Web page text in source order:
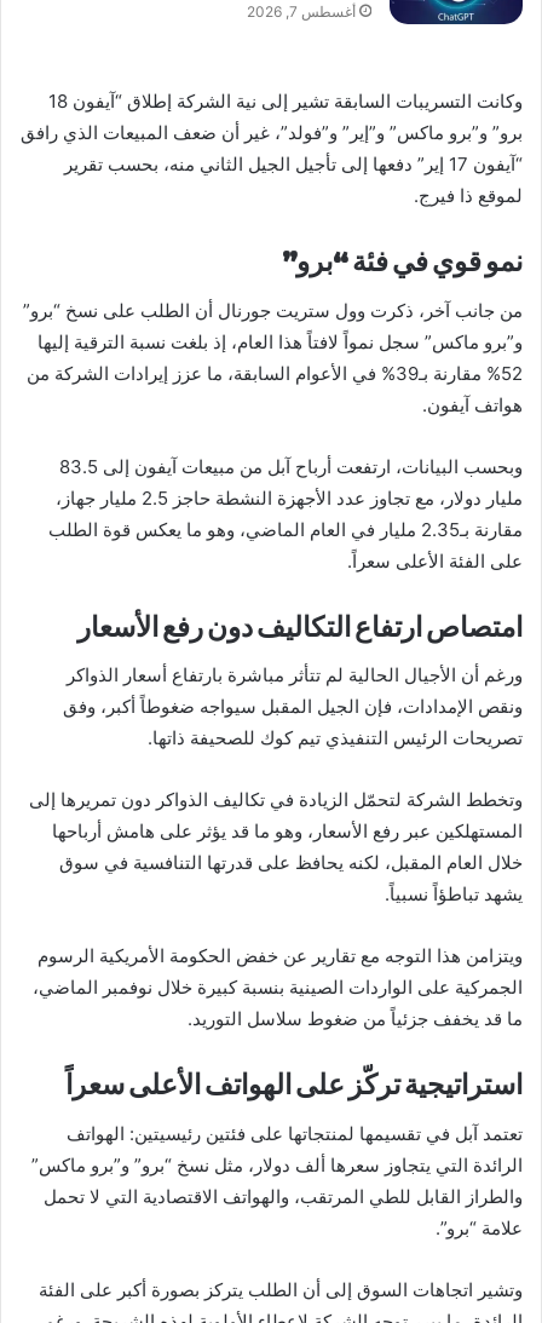
أغسطس 7, 2026
وكانت التسريبات السابقة تشير إلى نية الشركة إطلاق “آيفون 18
برو” و”برو ماكس” و”إير” و”فولد”، غير أن ضعف المبيعات الذي رافق
“آيفون 17 إير” دفعها إلى تأجيل الجيل الثاني منه، بحسب تقرير
لموقع ذا فيرج.
نمو قوي في فئة “برو”
من جانب آخر، ذكرت وول ستريت جورنال أن الطلب على نسخ “برو”
و”برو ماكس” سجل نمواً لافتاً هذا العام، إذ بلغت نسبة الترقية إليها
52% مقارنة بـ39% في الأعوام السابقة، ما عزز إيرادات الشركة من
هواتف آيفون.
وبحسب البيانات، ارتفعت أرباح آبل من مبيعات آيفون إلى 83.5
مليار دولار، مع تجاوز عدد الأجهزة النشطة حاجز 2.5 مليار جهاز،
مقارنة بـ2.35 مليار في العام الماضي، وهو ما يعكس قوة الطلب
على الفئة الأعلى سعراً.
امتصاص ارتفاع التكاليف دون رفع الأسعار
ورغم أن الأجيال الحالية لم تتأثر مباشرة بارتفاع أسعار الذواكر
ونقص الإمدادات، فإن الجيل المقبل سيواجه ضغوطاً أكبر، وفق
تصريحات الرئيس التنفيذي تيم كوك للصحيفة ذاتها.
وتخطط الشركة لتحمّل الزيادة في تكاليف الذواكر دون تمريرها إلى
المستهلكين عبر رفع الأسعار، وهو ما قد يؤثر على هامش أرباحها
خلال العام المقبل، لكنه يحافظ على قدرتها التنافسية في سوق
يشهد تباطؤاً نسبياً.
ويتزامن هذا التوجه مع تقارير عن خفض الحكومة الأمريكية الرسوم
الجمركية على الواردات الصينية بنسبة كبيرة خلال نوفمبر الماضي،
ما قد يخفف جزئياً من ضغوط سلاسل التوريد.
استراتيجية تركّز على الهواتف الأعلى سعراً
تعتمد آبل في تقسيمها لمنتجاتها على فئتين رئيسيتين: الهواتف
الرائدة التي يتجاوز سعرها ألف دولار، مثل نسخ “برو” و”برو ماكس”
والطراز القابل للطي المرتقب، والهواتف الاقتصادية التي لا تحمل
علامة “برو”.
وتشير اتجاهات السوق إلى أن الطلب يتركز بصورة أكبر على الفئة